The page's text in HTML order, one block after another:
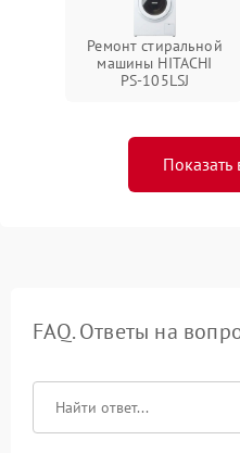
Ремонт стиральной
машины HITACHI
PS-105LSJ
Показать
FAQ. Ответы на